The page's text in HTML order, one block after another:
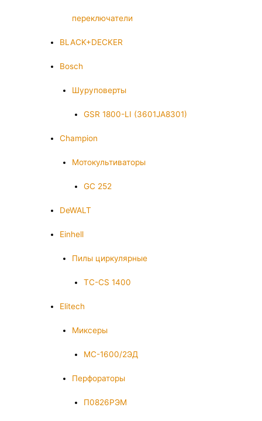
переключатели
BLACK+DECKER
Bosch
Шуруповерты
GSR 1800-LI (3601JA8301)
Champion
Мотокультиваторы
GC 252
DeWALT
Einhell
Пилы циркулярные
TC-CS 1400
Elitech
Миксеры
МС-1600/2ЭД
Перфораторы
П0826РЭМ